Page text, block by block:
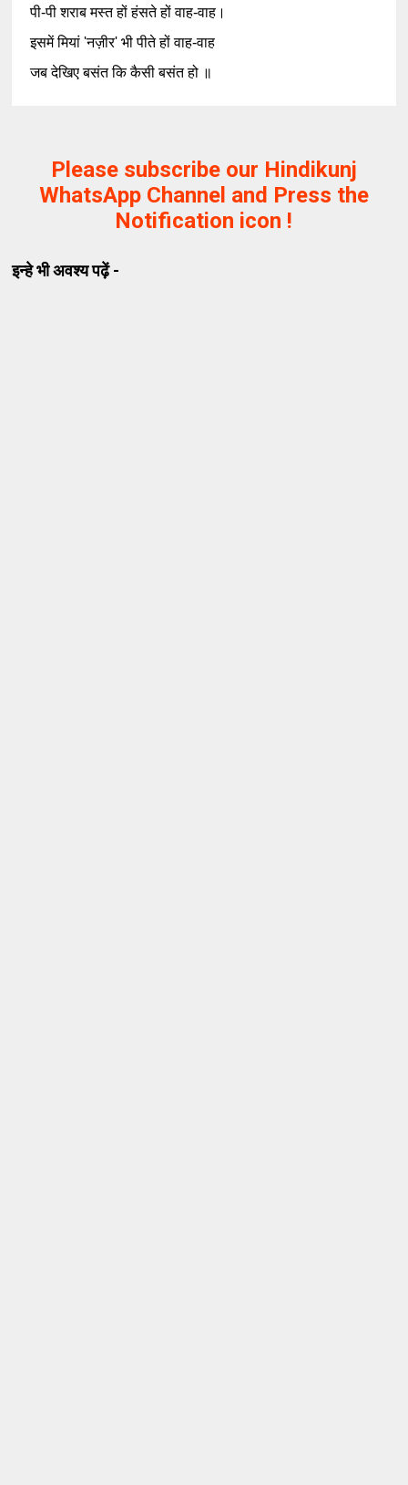
पी-पी शराब मस्त हों हंसते हों वाह-वाह।
इसमें मियां 'नज़ीर' भी पीते हों वाह-वाह
जब देखिए बसंत कि कैसी बसंत हो ॥
Please subscribe our Hindikunj
WhatsApp Channel and Press the
Notification icon !
इन्हे भी अवश्य पढ़ें -